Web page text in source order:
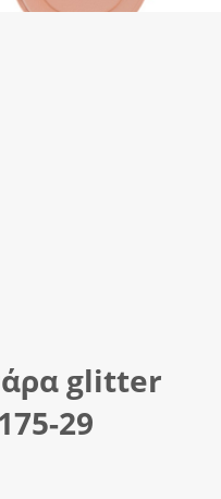
glitter
29